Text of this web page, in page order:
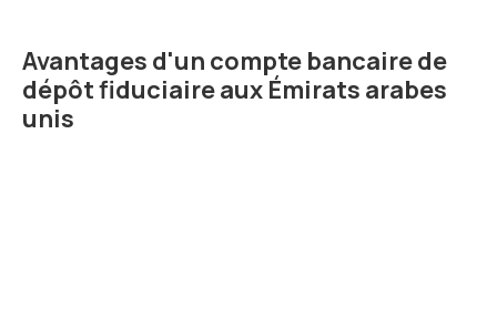
Avantages d'un compte bancaire de
dépôt fiduciaire aux Émirats arabes
unis